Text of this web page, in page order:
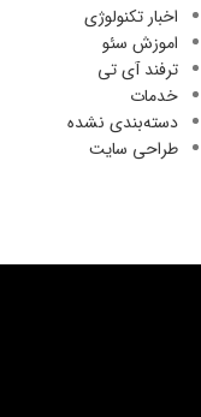
اخبار تکنولوژی
اموزش سئو
ترفند آی تی
خدمات
دسته‌بندی نشده
طراحی سایت